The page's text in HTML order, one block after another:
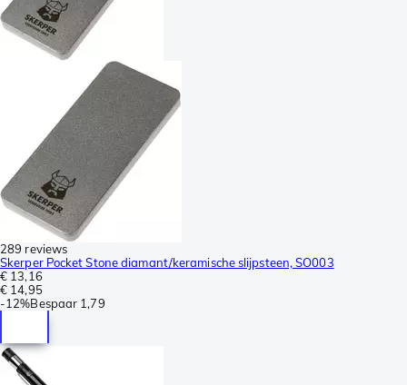
289 reviews
Skerper Pocket Stone diamant/keramische slijpsteen, SO003
€ 13,16
€ 14,95
-12%Bespaar 1,79